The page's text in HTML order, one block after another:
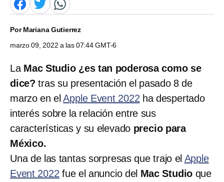
PorMariana Gutierrez
marzo 09, 2022 a las 07:44 GMT-6
La Mac Studio ¿es tan poderosa como se
dice?tras su presentación el pasado 8 de
marzo en elApple Event 2022 ha despertado
interés sobre la relación entre sus
características y su elevado precio para
México.
Una de las tantas sorpresas que trajo el Apple
Event 2022 fue el anuncio del Mac Studio que